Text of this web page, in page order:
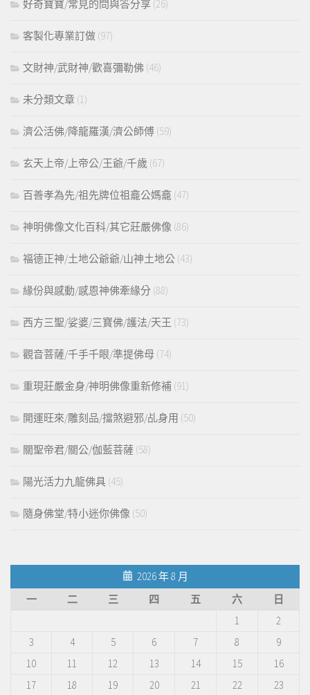
好奇寶寶/常見的問與答分享 (26)
客製化專業訂做 (97)
文財神/武財神/歡喜彌勒佛 (46)
未分類文章 (1)
濟公活佛/降龍羅漢/濟公師傅 (59)
玄天上帝/上帝公/王爺/千歲 (67)
百善孝為先/祖先牌位祖龕公媽龕 (47)
神明佛像文化百科/其它莊嚴佛像 (86)
福德正神/土地公爺爺/山神土地公 (43)
緣份與感動/感恩神佛牽緣分 (88)
西方三聖/娑婆/三寶佛/護法/天王 (73)
觀音菩薩/千手千眼/準提佛母 (74)
重現莊嚴金身/神明佛像重新修補 (91)
開運旺來/雕刻品/擋煞避邪/乩身用 (50)
關聖帝君/關公/伽藍菩薩 (58)
陽光活力九龍佛具 (45)
隨身佛堂/特小迷你佛像 (50)
2026 年 8 月
一
二 三 四 五 六
日
1
2
3
4 5 6 7 8
9
10
11 12 13 14 15
16
17
18 19 20 21 22
23